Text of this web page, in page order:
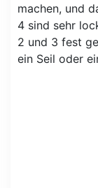
machen, und
4 sind sehr
2 und 3 fest
ein Seil oder